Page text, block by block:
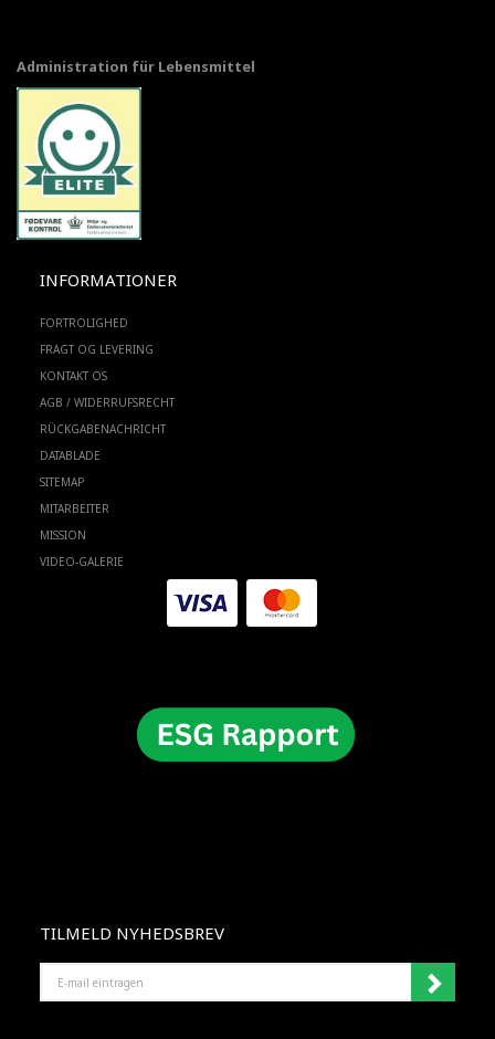
Administration für Lebensmittel
INFORMATIONER
FORTROLIGHED
FRAGT OG LEVERING
KONTAKT OS
AGB / WIDERRUFSRECHT
RÜCKGABENACHRICHT
DATABLADE
SITEMAP
MITARBEITER
MISSION
VIDEO-GALERIE
TILMELD NYHEDSBREV
MAIL
EINTRAGEN